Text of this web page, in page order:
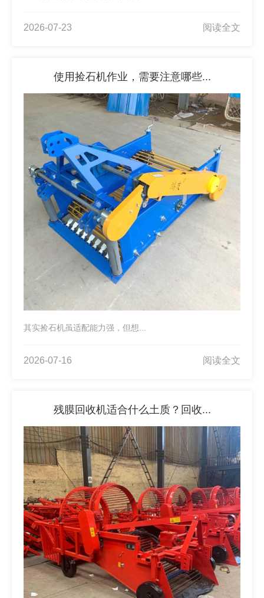
2026-07-23 阅读全文
使用捡石机作业，需要注意哪些...
其实捡石机虽适配能力强，但想...
2026-07-16 阅读全文
残膜回收机适合什么土质？回收...